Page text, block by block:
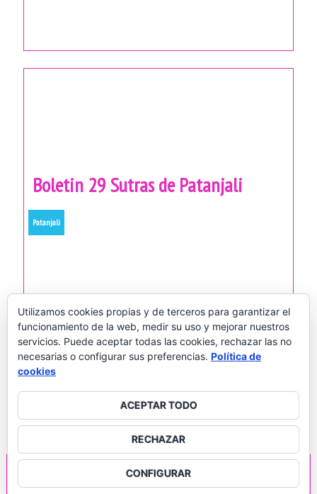
Boletin 29 Sutras de Patanjali
Patanjali
P
s
Sanatana Dharma - Yoga con Dharma
Utilizamos cookies propias y de terceros para garantizar el
funcionamiento de la web, medir su uso y mejorar nuestros
servicios. Puede aceptar todas las cookies, rechazar las no
necesarias o configurar sus preferencias. Política de
cookies
ACEPTAR TODO
RECHAZAR
CONFIGURAR